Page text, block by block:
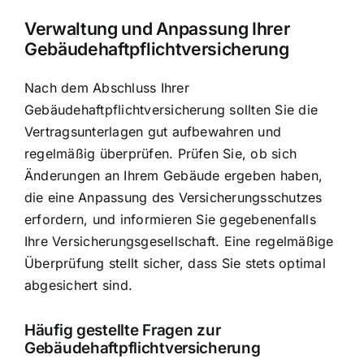
Verwaltung und Anpassung Ihrer
Gebäudehaftpflichtversicherung
Nach dem Abschluss Ihrer
Gebäudehaftpflichtversicherung sollten Sie die
Vertragsunterlagen gut aufbewahren und
regelmäßig überprüfen. Prüfen Sie, ob sich
Änderungen an Ihrem Gebäude ergeben haben,
die eine Anpassung des Versicherungsschutzes
erfordern, und informieren Sie gegebenenfalls
Ihre Versicherungsgesellschaft. Eine regelmäßige
Überprüfung stellt sicher, dass Sie stets optimal
abgesichert sind.
Häufig gestellte Fragen zur
Gebäudehaftpflichtversicherung